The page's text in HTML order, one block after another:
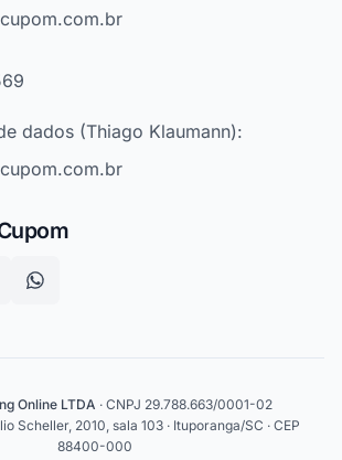
dados (Thiago Klaumann):
Online LTDA · CNPJ 29.788.663/0001-02
Scheller, 2010, sala 103 · Ituporanga/SC · CEP
88400-000